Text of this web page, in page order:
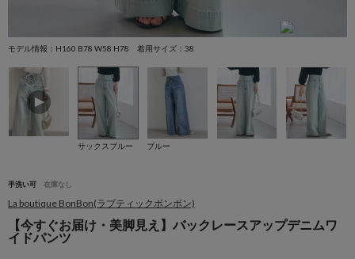
モデル情報：H160 B78 W58 H78 着用サイズ：38
サックスブルー ブルー
手洗い可 在庫なし
La boutique BonBon(ラブティックボンボン)
【今すぐお届け・美脚見え】バックレースアップデニムワ
イドパンツ